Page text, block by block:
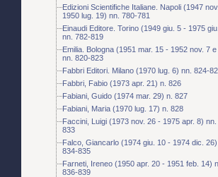
Edizioni Scientifiche Italiane. Napoli (1947
1950 lug. 19) nn. 780-781
Einaudi Editore. Torino (1949 giu. 5 - 1975
nn. 782-819
Emilia. Bologna (1951 mar. 15 - 1952 nov. 7
nn. 820-823
Fabbri Editori. Milano (1970 lug. 6) nn. 824-
Fabbri, Fabio (1973 apr. 21) n. 826
Fabiani, Guido (1974 mar. 29) n. 827
Fabiani, Maria (1970 lug. 17) n. 828
Faccini, Luigi (1973 nov. 26 - 1975 apr. 8)
833
Falco, Giancarlo (1974 giu. 10 - 1974 dic. 26)
834-835
Farneti, Ireneo (1950 apr. 20 - 1951 feb. 14)
836-839